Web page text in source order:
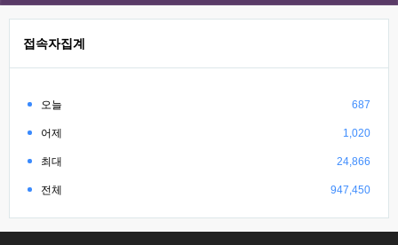
접속자집계
오늘 687
어제 1,020
최대 24,866
전체 947,450